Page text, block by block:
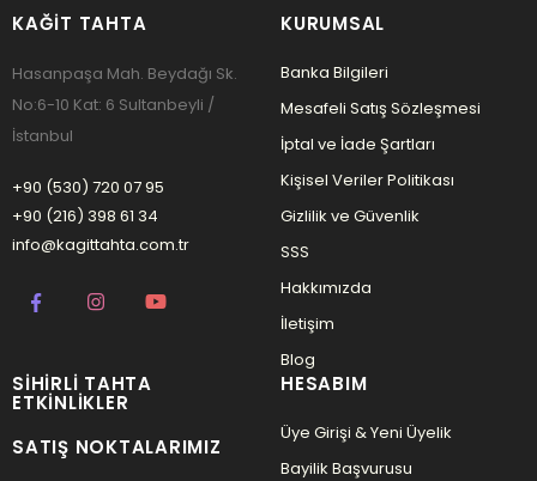
KAĞIT TAHTA
Hasanpaşa Mah. Beydağı Sk.
No:6-10 Kat: 6 Sultanbeyli /
İstanbul
+90 (530) 720 07 95
+90 (216) 398 61 34
info@kagittahta.com.tr
KURUMSAL
Banka Bilgileri
Mesafeli Satış Sözleşmesi
İptal ve İade Şartları
Kişisel Veriler Politikası
Gizlilik ve Güvenlik
SSS
Hakkımızda
İletişim
Blog
SIHIRLI TAHTA
ETKINLIKLER
SATIŞ NOKTALARIMIZ
HESABIM
Üye Girişi & Yeni Üyelik
Bayilik Başvurusu